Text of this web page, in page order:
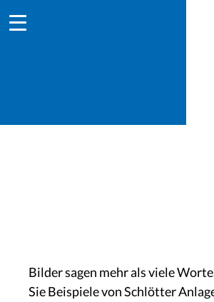
Bilder sagen mehr als viele
Sie Beispiele von Schlötter